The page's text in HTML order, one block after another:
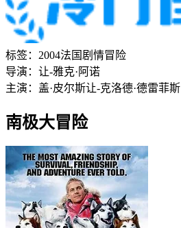
标签： 2004法国 剧情冒险
导演： 让-雅克·阿诺
主演： 盖·皮尔斯让-克洛德·德雷菲斯
南极大冒险